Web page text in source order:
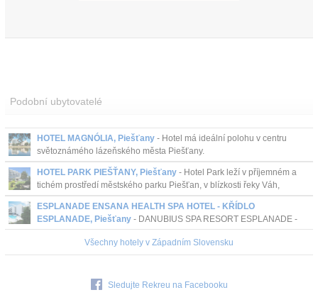
Podobní ubytovatelé
HOTEL MAGNÓLIA, Piešťany - Hotel má ideální polohu v centru
světoznámého lázeňského města Piešťany.
HOTEL PARK PIEŠŤANY, Piešťany - Hotel Park leží v příjemném a
tichém prostředí městského parku Piešťan, v blízkosti řeky Váh,
necelých 500 m od pěší zóny s obchody a k...
ESPLANADE ENSANA HEALTH SPA HOTEL - KŘÍDLO
ESPLANADE, Piešťany - DANUBIUS SPA RESORT ESPLANADE -
pokoje ESPLANADE**** je hotel pro všechny příležitosti: lázeňské a
wellness služby, konferenční prostor...
Všechny hotely v Západním Slovensku
Sledujte Rekreu na Facebooku